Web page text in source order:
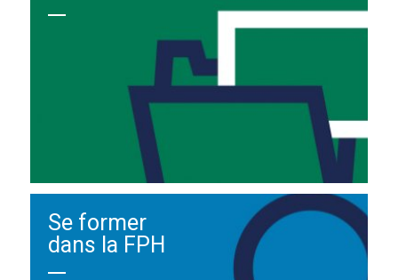
Se former
dans la FPH